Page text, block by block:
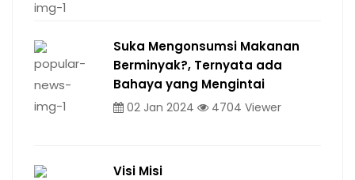
Suka Mengonsumsi Makanan
Berminyak?, Ternyata ada
Bahaya yang Mengintai
02 Jan 2024 4704 Viewer
Visi Misi